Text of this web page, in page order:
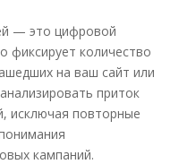
— это цифровой
фиксирует количество
на ваш сайт или
приток
исключая повторные
кампаний.